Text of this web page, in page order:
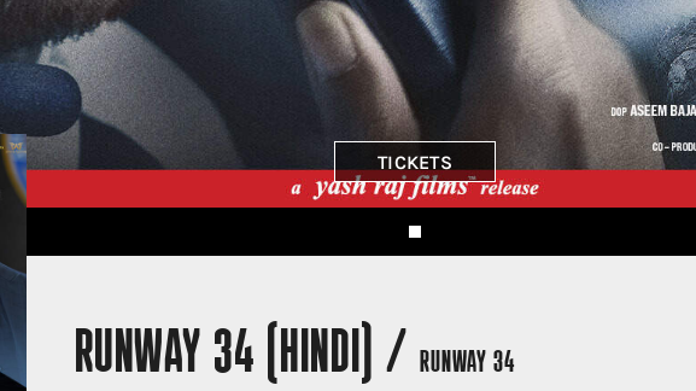
TICKETS
RUNWAY 34 (HINDI) /RUNWAY 34